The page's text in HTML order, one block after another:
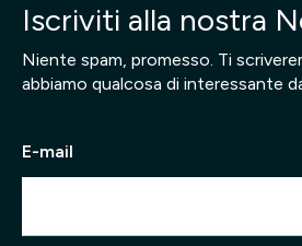
Iscriviti alla nostra
Niente spam, promesso. Ti
abbiamo qualcosa di interessante
E-mail